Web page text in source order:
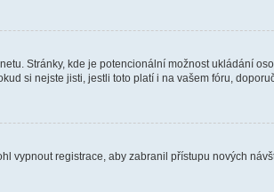
Stránky, kde je potencionální možnost ukládání
si nejste jisti, jestli toto platí i na vašem fóru,
vypnout registrace, aby zabranil přístupu nových